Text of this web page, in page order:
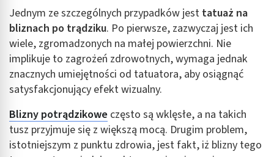
Jednym ze szczególnych przypadków jest tatuaż na
bliznach po trądziku. Po pierwsze, zazwyczaj jest ich
wiele, zgromadzonych na małej powierzchni. Nie
implikuje to zagrożeń zdrowotnych, wymaga jednak
znacznych umiejętności od tatuatora, aby osiągnąć
satysfakcjonujący efekt wizualny.
Blizny potrądzikowe często są wklęsłe, a na takich
tusz przyjmuje się z większą mocą. Drugim problem,
istotniejszym z punktu zdrowia, jest fakt, iż blizny tego